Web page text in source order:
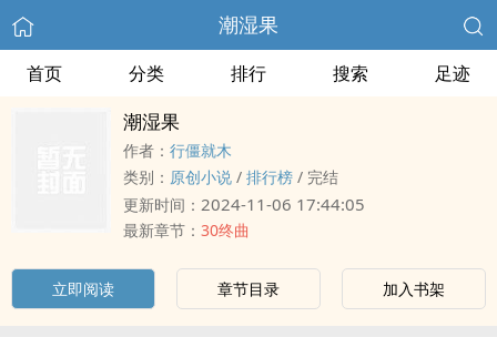
潮湿果
首页 分类 排行 搜索 足迹
潮湿果
作者： 行僵就木
类别： 原创小说 / 排行榜 / 完结
更新时间： 2024-11-06 17:44:05
最新章节： 30终曲
立即阅读 章节目录 加入书架